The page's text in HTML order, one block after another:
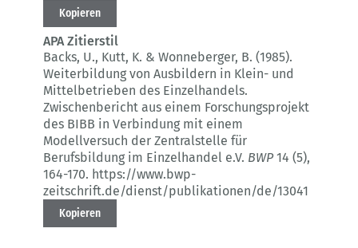
Kopieren
APA Zitierstil
Backs, U., Kutt, K. & Wonneberger, B. (1985).
Weiterbildung von Ausbildern in Klein- und
Mittelbetrieben des Einzelhandels.
Zwischenbericht aus einem Forschungsprojekt
des BIBB in Verbindung mit einem
Modellversuch der Zentralstelle für
Berufsbildung im Einzelhandel e.V. BWP14 (5),
164-170. https://www.bwp-
zeitschrift.de/dienst/publikationen/de/13041
Kopieren